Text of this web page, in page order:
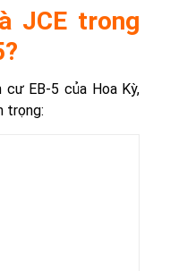
JCE trong
EB-5 của Hoa Kỳ,
trọng: